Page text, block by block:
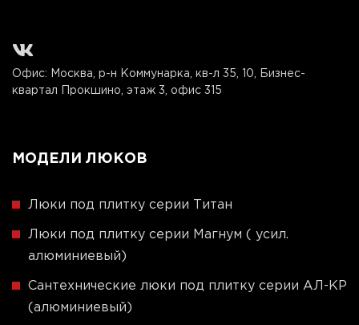
Офис: Москва, р-н Коммунарка, кв-л 35, 10, Бизнес-
квартал Прокшино, этаж 3, офис 315
МОДЕЛИ ЛЮКОВ
Люки под плитку серии Титан
Люки под плитку серии Магнум ( усил.
алюминиевый)
Сантехнические люки под плитку серии АЛ-КР
(алюминиевый)